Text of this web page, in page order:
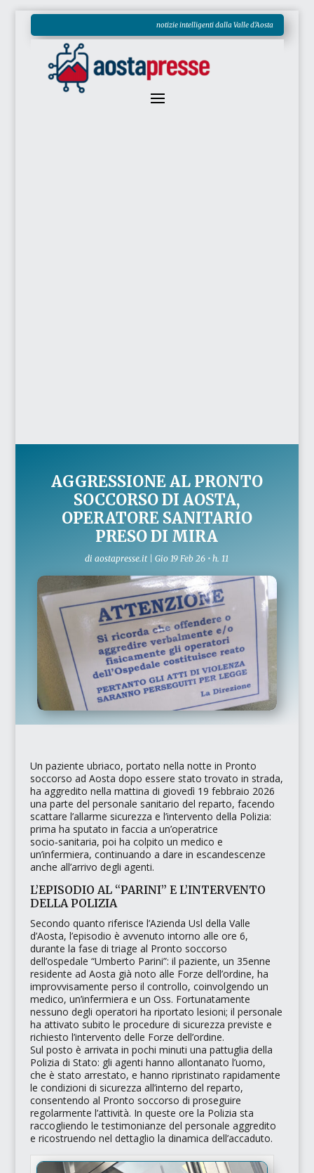
notizie intelligenti dalla Valle d'Aosta
AGGRESSIONE AL PRONTO
SOCCORSO DI AOSTA,
OPERATORE SANITARIO
PRESO DI MIRA
diaostapresse.it |Gio 19 Feb 26 • h. 11
Un paziente ubriaco, portato nella notte in Pronto
soccorso ad Aosta dopo essere stato trovato in strada,
ha aggredito nella mattina di giovedì 19 febbraio 2026
una parte del personale sanitario del reparto, facendo
scattare l’allarme sicurezza e l’intervento della Polizia:
prima ha sputato in faccia a un’operatrice
socio‑sanitaria, poi ha colpito un medico e
un’infermiera, continuando a dare in escandescenze
anche all’arrivo degli agenti.​
L’EPISODIO AL “PARINI” E L’INTERVENTO
DELLA POLIZIA
Secondo quanto riferisce l’Azienda Usl della Valle
d’Aosta, l’episodio è avvenuto intorno alle ore 6,
durante la fase ditriage al Pronto soccorso
dell’ospedale “Umberto Parini”: il paziente, un 35enne
residente ad Aosta già noto alle Forze dell’ordine, ha
improvvisamente perso il controllo, coinvolgendo un
medico, un’infermiera e un Oss. Fortunatamente
nessuno degli operatori ha riportato lesioni; il personale
ha attivato subito le procedure di sicurezza previste e
richiesto l’intervento delle Forze dell’ordine.
Sul posto è arrivata in pochi minuti una pattuglia della
Polizia di Stato: gli agenti hanno allontanato l’uomo,
che è stato arrestato, e hanno ripristinato rapidamente
le condizioni di sicurezza all’interno del reparto,
consentendo al Pronto soccorso di proseguire
regolarmente l’attività. In queste ore la Polizia sta
raccogliendo le testimonianze del personale aggredito
e ricostruendo nel dettaglio la dinamica dell’accaduto.